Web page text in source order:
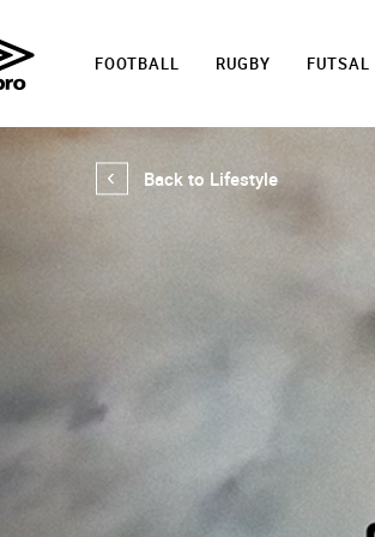
FOOTBALL RUGBY FUTSAL
Back to Lifestyle